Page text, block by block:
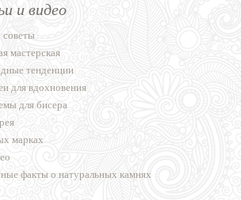
и видео
советы
мастерская
тенденции
для вдохновения
для бисера
марках
факты о натуральных камнях